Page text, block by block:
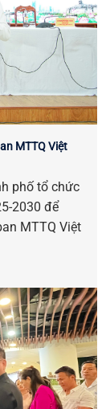
MTTQ Việt
phố tổ chức
2030 để
MTTQ Việt